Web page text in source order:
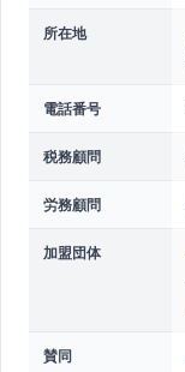
所在地
電話番号
税務顧問
労務顧問
加盟団体
賛同